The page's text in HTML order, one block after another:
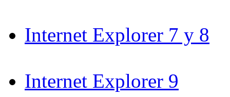
Internet Explorer 7 y 8
Internet Explorer 9